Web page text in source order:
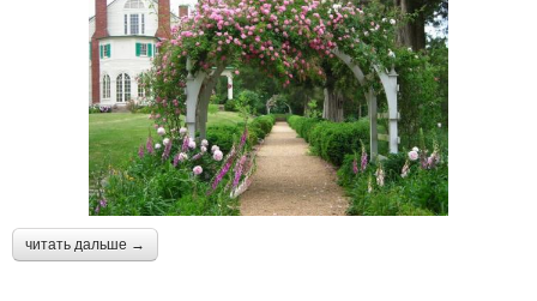
читать дальше →